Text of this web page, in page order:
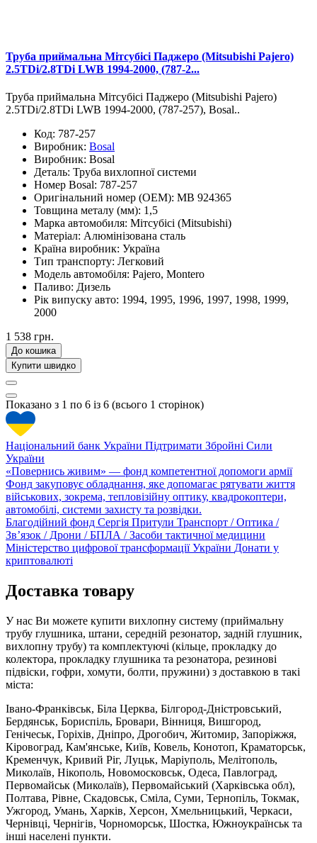
Труба приймальна Мітсубісі Паджеро (Mitsubishi Pajero)
2.5TDi/2.8TDi LWB 1994-2000, (787-2...
Труба приймальна Мітсубісі Паджеро (Mitsubishi Pajero)
2.5TDi/2.8TDi LWB 1994-2000, (787-257), Bosal..
Код: 787-257
Виробник: Bosal
Виробник: Bosal
Деталь: Труба вихлопної системи
Номер Bosal: 787-257
Оригінальний номер (OEM): MB 924365
Товщина металу (мм): 1,5
Марка автомобиля: Мітсубісі (Mitsubishi)
Матеріал: Алюмінізована сталь
Країна виробник: Україна
Тип транспорту: Легковий
Модель автомобіля: Pajero, Montero
Паливо: Дизель
Рік випуску авто: 1994, 1995, 1996, 1997, 1998, 1999,
2000
1 538 грн.
До кошика
Купити швидко
Показано з 1 по 6 із 6 (всього 1 сторінок)
Національний банк України Підтримати Збройні Сили
України
«Повернись живим» — фонд компетентної допомоги армії
Фонд закуповує обладнання, яке допомагає рятувати життя
військових, зокрема, тепловізійну оптику, квадрокоптери,
автомобілі, системи захисту та розвідки.
Благодійний фонд Сергія Притули Транспорт / Оптика /
Зв’язок / Дрони / БПЛА / Засоби тактичної медицини
Міністерство цифрової трансформації України Донати у
криптовалюті
Доставка товару
У нас Ви можете купити вихлопну систему (приймальну
трубу глушника, штани, середній резонатор, задній глушник,
вихлопну трубу) та комплектуючі (кільце, прокладку до
колектора, прокладку глушника та резонатора, резинові
підвіски, гофри, хомути, болти, пружини) з доставкою в такі
міста:
Івано-Франківськ, Біла Церква, Білгород-Дністровський,
Бердянськ, Бориспіль, Бровари, Вінниця, Вишгород,
Генічеськ, Горіхів, Дніпро, Дрогобич, Житомир, Запоріжжя,
Кіровоград, Кам'янське, Київ, Ковель, Конотоп, Краматорськ,
Кременчук, Кривий Ріг, Луцьк, Маріуполь, Мелітополь,
Миколаїв, Нікополь, Новомосковськ, Одеса, Павлоград,
Первомайськ (Миколаїв), Первомайський (Харківська обл),
Полтава, Рівне, Скадовськ, Сміла, Суми, Тернопіль, Токмак,
Ужгород, Умань, Харків, Херсон, Хмельницький, Черкаси,
Чернівці, Чернігів, Чорноморськ, Шостка, Южноукраїнськ та
інші населені пункти.